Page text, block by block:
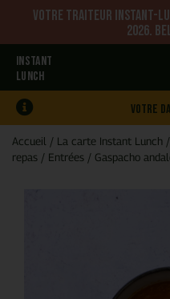
Votre traiteur Instant-
2026.
INSTANT
LUNCH
Votre
Accueil / La carte Instant Lunch /
repas / Entrées / Gaspacho